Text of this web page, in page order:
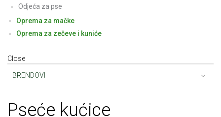
Odjeća za pse
Oprema za mačke
Oprema za zečeve i kuniće
Close
BRENDOVI
Pseće kućice